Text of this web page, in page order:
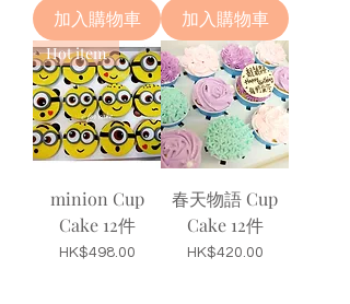
加入購物車 加入購物車
Hot item
minion Cup
Cake 12件
價格
HK$498.00
春天物語 Cup
Cake 12件
價格
HK$420.00